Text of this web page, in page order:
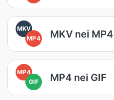
MKV
MP4
MKV nei MP4
MP4
GIF
MP4 nei GIF